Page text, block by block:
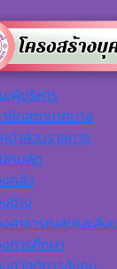
ผู้บริหาร
ชิกสภาเทศบาล
น้าส่วนราชการ
กปลัด
คลัง
ช่าง
สาธารณสุขและสิ่ง
การศึกษา